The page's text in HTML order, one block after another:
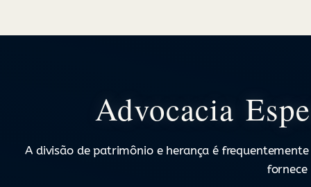
Advocacia
A divisão de patrimônio e herança é
fornece